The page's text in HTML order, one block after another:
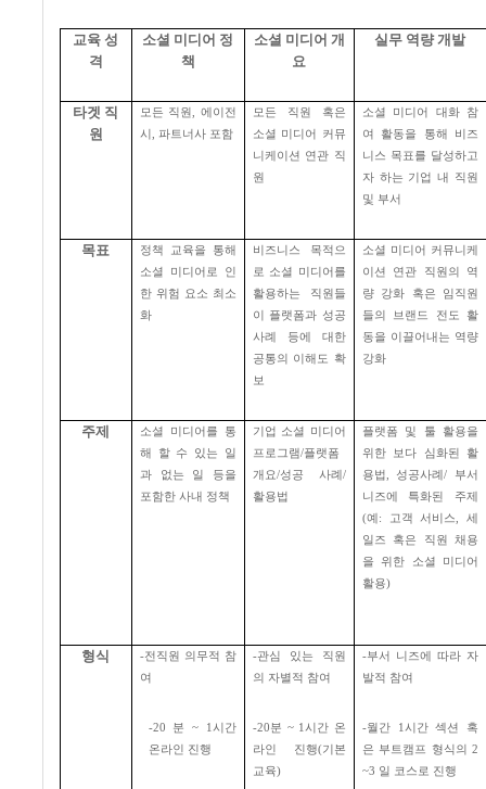
교육 성
격
소셜 미디어 정
책
소셜 미디어 개
요
실무 역량 개발
타겟 직
원
모든 직원
에이전
시
,파트너사 포함
모든 직원 혹은
소셜 미디어 커뮤
니케이션 연관 직
원
소셜 미디어 대화 참
여 활동을 통해 비즈
니스 목표를 달성하고
자 하는 기업 내 직원
및 부서
목표
정책 교육을 통해
소셜 미디어로 인
한 위험 요소 최소
화
비즈니스 목적으
로 소셜 미디어를
활용하는 직원들
이 플랫폼과 성공
사례 등에 대한
공통의 이해도 확
보
소셜 미디어 커뮤니케
이션 연관 직원의 역
량 강화 혹은 임직원
들의 브랜드 전도 활
동을 이끌어내는 역량
강화
주제
소셜 미디어를 통
해 할 수 있는 일
과 없는 일 등을
포함한 사내 정책
기업 소셜 미디어
프로그램/플랫폼
개요/성공 사례 /
활용법
플랫폼 및 툴 활용을
위한 보다 심화된 활
용법
성공사례/
부서
니즈에 특화된 주제
(예 : 고객 서비스
세
일즈 혹은 직원 채용
을 위한 소셜 미디어
활용)
형식 -전직원 의무적 참
여
-20 분 ~ 1 시간
온라인 진행
-관심 있는 직원
의 자별적 참여
-20분 ~ 1 시간 온
라인 진행(기본
교육)
-부서 니즈에 따라 자
발적 참여
-월간 1 시간 섹션 혹
은 부트캠프 형식의
2
~3 일 코스로 진행